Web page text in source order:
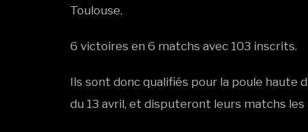
Toulouse.
6 victoires en 6 matchs avec 103 inscrits.
Ils sont donc qualifiés pour la poule haute
du 13 avril, et disputeront leurs matchs les